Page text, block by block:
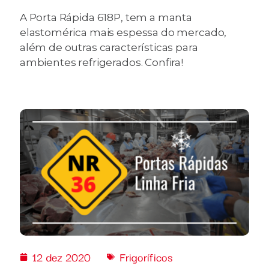
A Porta Rápida 618P, tem a manta
elastomérica mais espessa do mercado,
além de outras características para
ambientes refrigerados. Confira!
12 dez 2020 Frigoríficos